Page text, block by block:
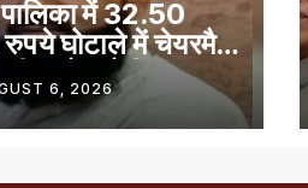
में 32.50
घोटाले में चेयरमैन
लोग दोषी
6, 2026